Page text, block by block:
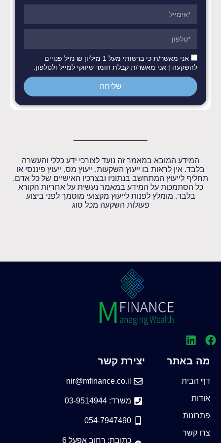
אני מאשר/ת כי ברשותי מעל 1 מיליון ₪ נזיל פנויים
להשקעה | אני מאשר/ת קבלת חומר שיווקי למייל ולטלפון.
שליחה
המידע המובא במאמר זה נועד לצורכי ידע כללי והעשרה
בלבד. אין לראות בו ייעוץ השקעות, ייעוץ מס, ייעוץ פיננסי או
תחליף לייעוץ המתחשב בנתוניו ובצרכיו האישיים של כל אדם.
כל הסתמכות על המידע במאמר נעשית על אחריות הקורא
בלבד. מומלץ לפנות לייעוץ מקצועי מוסמך לפני ביצוע
פעולות השקעה מכל סוג
מה באתר
דף הבית
אודות
פתרונות
צרו קשר
יצירת קשר
nir@mfinance.co.il
משרד: 03-9514944
054-7947490
כתובת: רחוב אפעל 6